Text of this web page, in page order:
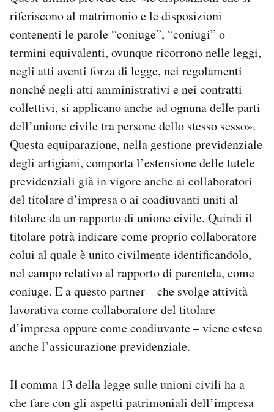
riferiscono al matrimonio e le disposizioni
contenenti le parole “coniuge”, “coniugi” o
termini equivalenti, ovunque ricorrono nelle leggi,
negli atti aventi forza di legge, nei regolamenti
nonché negli atti amministrativi e nei contratti
collettivi, si applicano anche ad ognuna delle parti
dell’unione civile tra persone dello stesso sesso».
Questa equiparazione, nella gestione previdenziale
degli artigiani, comporta l’estensione delle tutele
previdenziali già in vigore anche ai collaboratori
del titolare d’impresa o ai coadiuvanti uniti al
titolare da un rapporto di unione civile. Quindi il
titolare potrà indicare come proprio collaboratore
colui al quale è unito civilmente identificandolo,
nel campo relativo al rapporto di parentela, come
coniuge. E a questo partner – che svolge attività
lavorativa come collaboratore del titolare
d’impresa oppure come coadiuvante – viene estesa
anche l’assicurazione previdenziale.
Il comma 13 della legge sulle unioni civili ha a
che fare con gli aspetti patrimoniali dell’impresa